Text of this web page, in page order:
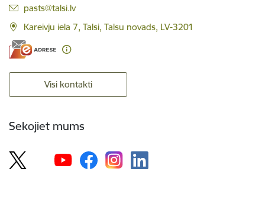
E-pasts:
pasts@talsi.lv
Kareivju iela 7, Talsi, Talsu novads, LV-3201
Visi kontakti
Sekojiet mums